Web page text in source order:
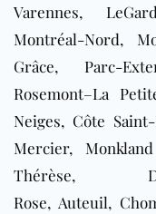
Varennes,
Montréal-Nord,
Grâce, Parc-
Rosemont–La
Neiges, Côte
Mercier,
Thérèse,
Rose, Auteuil,